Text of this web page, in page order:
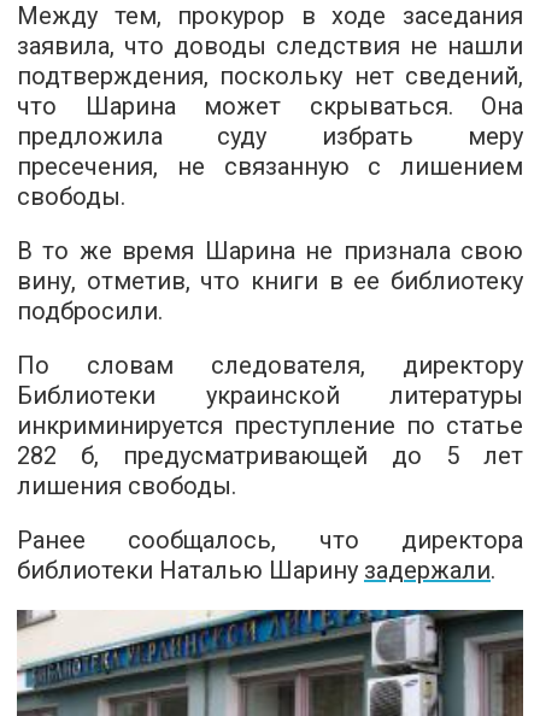
Между тем, прокурор в ходе заседания
заявила, что доводы следствия не нашли
подтверждения, поскольку нет сведений,
что Шарина может скрываться. Она
предложила суду избрать меру
пресечения, не связанную с лишением
свободы.
В то же время Шарина не признала свою
вину, отметив, что книги в ее библиотеку
подбросили.
По словам следователя, директору
Библиотеки украинской литературы
инкриминируется преступление по статье
282 б, предусматривающей до 5 лет
лишения свободы.
Ранее сообщалось, что директора
библиотеки Наталью Шарину задержали.